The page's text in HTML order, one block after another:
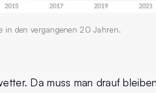
in den vergangenen 20 Jahren.
Da muss man drauf